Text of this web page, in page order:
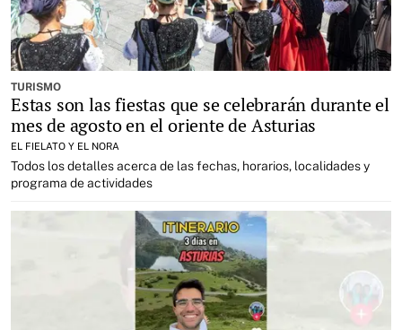
TURISMO
Estas son las fiestas que se celebrarán durante el
mes de agosto en el oriente de Asturias
EL FIELATO Y EL NORA
Todos los detalles acerca de las fechas, horarios, localidades y
programa de actividades